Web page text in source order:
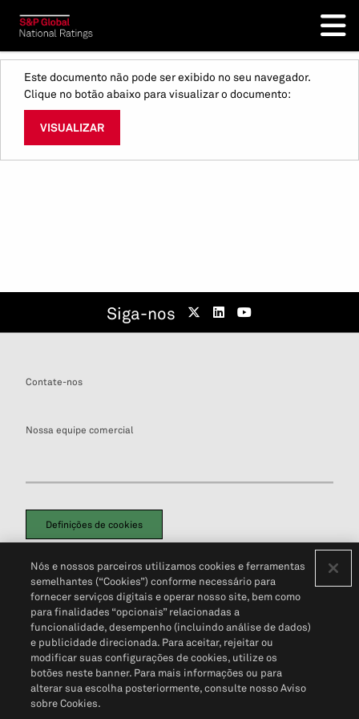
Este documento não pode ser exibido no seu navegador.
Clique no botão abaixo para visualizar o documento:
VISUALIZAR
Siga-nos
Contate-nos
Nossa equipe comercial
Definições de cookies
Política de PrivacidadePortal de privacidade do cliente (em inglês)
Não Venda Minhas Informações Pessoais© 2026 S&P Global
Nós e nossos parceiros utilizamos cookies e ferramentas
semelhantes (“Cookies”) conforme necessário para
fornecer serviços digitais e operar nosso site, bem como
para finalidades “opcionais” relacionadas a
funcionalidade, desempenho (incluindo análise de dados)
e publicidade direcionada. Para aceitar, rejeitar ou
modificar suas configurações de cookies, utilize os
botões neste banner. Para mais informações ou para
alterar sua escolha posteriormente, consulte nosso Aviso
sobre Cookies.